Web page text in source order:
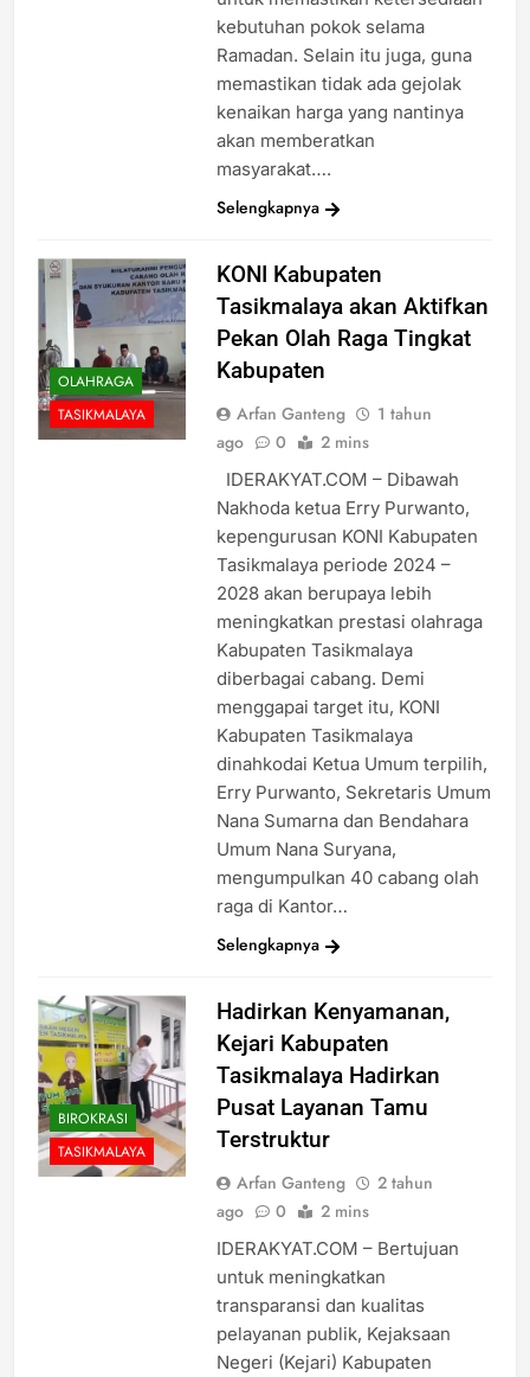
kebutuhan pokok selama
Ramadan. Selain itu juga, guna
memastikan tidak ada gejolak
kenaikan harga yang nantinya
akan memberatkan
masyarakat….
Selengkapnya
OLAHRAGA
TASIKMALAYA
KONI Kabupaten
Tasikmalaya akan Aktifkan
Pekan Olah Raga Tingkat
Kabupaten
Arfan Ganteng
1 tahun
ago
0 2 mins
IDERAKYAT.COM – Dibawah
Nakhoda ketua Erry Purwanto,
kepengurusan KONI Kabupaten
Tasikmalaya periode 2024 –
2028 akan berupaya lebih
meningkatkan prestasi olahraga
Kabupaten Tasikmalaya
diberbagai cabang. Demi
menggapai target itu, KONI
Kabupaten Tasikmalaya
dinahkodai Ketua Umum terpilih,
Erry Purwanto, Sekretaris Umum
Nana Sumarna dan Bendahara
Umum Nana Suryana,
mengumpulkan 40 cabang olah
raga di Kantor…
Selengkapnya
BIROKRASI
TASIKMALAYA
Hadirkan Kenyamanan,
Kejari Kabupaten
Tasikmalaya Hadirkan
Pusat Layanan Tamu
Terstruktur
Arfan Ganteng
2 tahun
ago
0 2 mins
IDERAKYAT.COM – Bertujuan
untuk meningkatkan
transparansi dan kualitas
pelayanan publik, Kejaksaan
Negeri (Kejari) Kabupaten